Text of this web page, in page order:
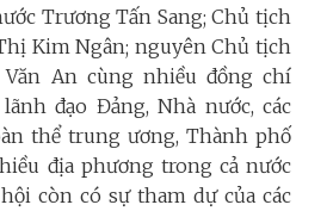
Trương Tấn Sang; Chủ tịch
Kim Ngân; nguyên Chủ tịch
Văn An cùng nhiều đồng chí
đạo Đảng, Nhà nước, các
thể trung ương, Thành phố
địa phương trong cả nước
còn có sự tham dự của các